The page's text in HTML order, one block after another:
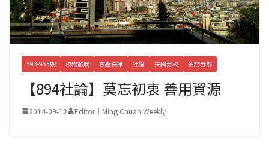
593-955期 校務發展 校園快訊 社論 美國分校 金門分部
【894社論】莫忘初衷 善用資源
2014-09-12 Editor｜Ming Chuan Weekly